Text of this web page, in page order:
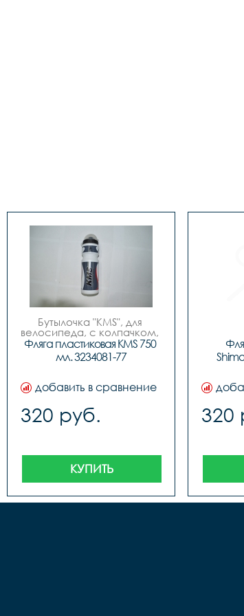
Бутылочка "KMS", для
велосипеда, с колпачком,
пластиковая, 750мл, 3
цвета (бело/синие, бело/
красные, бело/зеленые),
Фляга пластиковая KMS 750
мл. 3234081-77
добавить в сравнение
320 руб.
КУПИТЬ
320